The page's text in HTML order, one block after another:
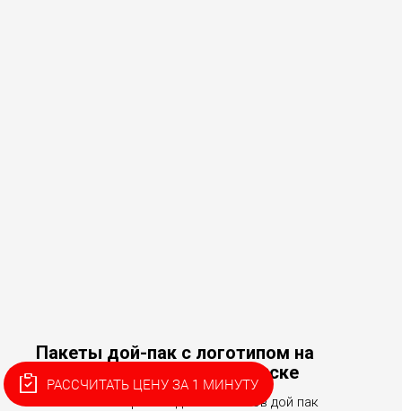
Пакеты дой-пак с логотипом на
заказ оптом в Благовещенске
Собственное производство пакетов дой пак
РАССЧИТАТЬ ЦЕНУ ЗА 1 МИНУТУ